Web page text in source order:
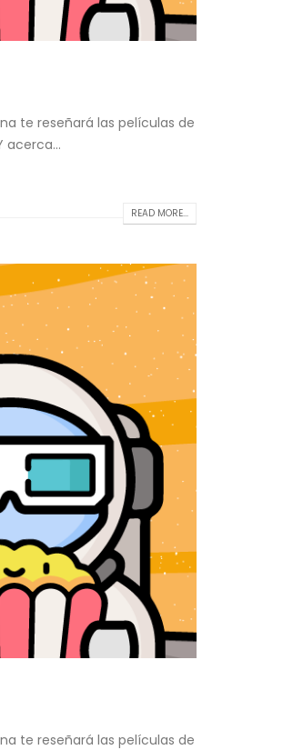
te reseñará las películas de
acerca...
READ MORE...
te reseñará las películas de